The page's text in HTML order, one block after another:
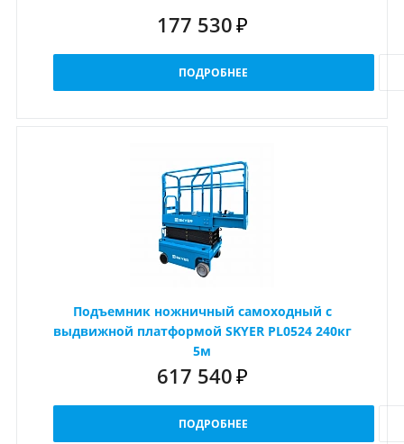
177 530 ₽
ПОДРОБНЕЕ
Подъемник ножничный самоходный с
выдвижной платформой SKYER PL0524 240кг
5м
617 540 ₽
ПОДРОБНЕЕ